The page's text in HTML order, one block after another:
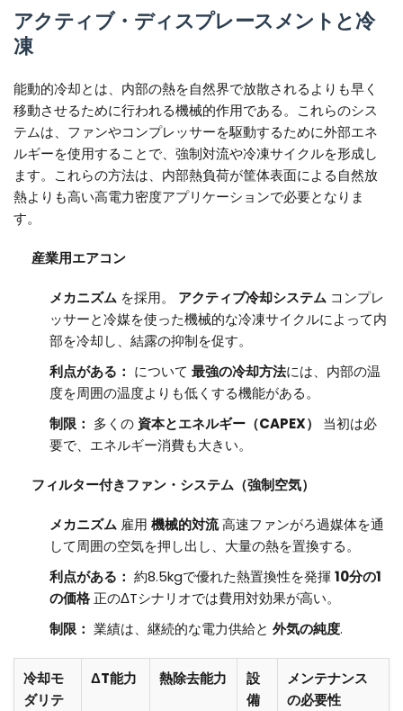
アクティブ・ディスプレースメントと冷
凍
能動的冷却とは、内部の熱を自然界で放散されるよりも早く
移動させるために行われる機械的作用である。これらのシス
テムは、ファンやコンプレッサーを駆動するために外部エネ
ルギーを使用することで、強制対流や冷凍サイクルを形成し
ます。これらの方法は、内部熱負荷が筐体表面による自然放
熱よりも高い高電力密度アプリケーションで必要となりま
す。
産業用エアコン
メカニズム を採用。 アクティブ冷却システム コンプレ
ッサーと冷媒を使った機械的な冷凍サイクルによって内
部を冷却し、結露の抑制を促す。
利点がある： について 最強の冷却方法には、内部の温
度を周囲の温度よりも低くする機能がある。
制限： 多くの 資本とエネルギー（CAPEX）
当初は必
要で、エネルギー消費も大きい。
フィルター付きファン・システム（強制空気）
メカニズム 雇用 機械的対流高速ファンがろ過媒体を通
して周囲の空気を押し出し、大量の熱を置換する。
利点がある： 約8.5kgで優れた熱置換性を発揮10分の1
の価格正のΔTシナリオでは費用対効果が高い。
制限： 業績は、継続的な電力供給と 外気の純度.
冷却モ
ダリテ
ΔT能力 熱除去能力
設
備
メンテナンス
の必要性